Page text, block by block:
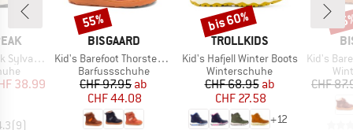
WP Boots
Preis
38.99
(9)
MARKE
BISGAARD
Artikel
Kid's Barefoot Thorsten Tex
Produktgruppe
Barfussschuhe
Preis
CHF 97.95reduzierter Preis
ab
CHF 44.08
Rabatt
55%
MARKE
TROLLKIDS
Artikel
Kid's Hafjell Winter Boots
Produktgruppe
Winterschuhe
Preis
CHF 68.95reduzierter Preis
ab
CHF 27.58
+12
Rabatt
bis 60%
Artikel
Kid's
CHF